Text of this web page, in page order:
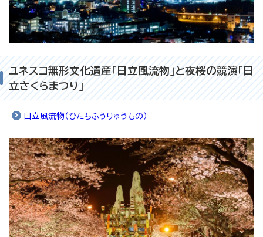
ユネスコ無形文化遺産「日立風流物」と夜桜の競演「日
立さくらまつり」
日立風流物（ひたちふうりゅうもの）